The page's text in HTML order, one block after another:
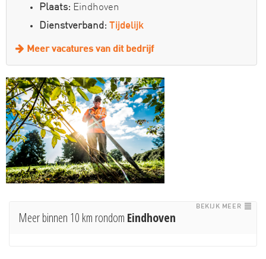
Plaats: Eindhoven
Dienstverband:
Tijdelijk
Meer vacatures van dit bedrijf
Meer binnen 10 km rondom Eindhoven
BEKIJK MEER